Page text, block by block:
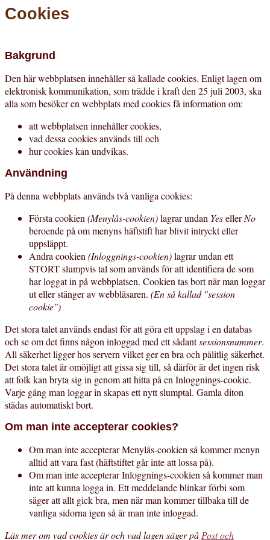
Cookies
Bakgrund
Den här webbplatsen innehåller så kallade cookies. Enligt lagen om
elektronisk kommunikation, som trädde i kraft den 25 juli 2003, ska
alla som besöker en webbplats med cookies få information om:
att webbplatsen innehåller cookies,
vad dessa cookies används till och
hur cookies kan undvikas.
Användning
På denna webbplats används två vanliga cookies:
Första cookien (Menylås-cookien)lagrar undan YesellerNo
beroende på om menyns häftstift har blivit intryckt eller
uppsläppt.
Andra cookien (Inloggnings-cookien)lagrar undan ett
STORT slumpvis tal som används för att identifiera de som
har loggat in på webbplatsen. Cookien tas bort när man loggar
ut eller stänger av webbläsaren. (En så kallad "session
cookie")
Det stora talet används endast för att göra ett uppslag i en databas
och se om det finns någon inloggad med ett sådantsessionsnummer.
All säkerhet ligger hos servern vilket ger en bra och pålitlig säkerhet.
Det stora talet är omöjligt att gissa sig till, så därför är det ingen risk
att folk kan bryta sig in genom att hitta på en Inloggnings-cookie.
Varje gång man loggar in skapas ett nytt slumptal. Gamla diton
städas automatiskt bort.
Om man inte accepterar cookies?
Om man inte accepterar Menylås-cookien så kommer menyn
alltid att vara fast (häftstiftet går inte att lossa på).
Om man inte accepterar Inloggnings-cookien så kommer man
inte att kunna logga in. Ett meddelande blinkar förbi som
säger att allt gick bra, men när man kommer tillbaka till de
vanliga sidorna igen så är man inte inloggad.
Läs mer om vad cookies är och vad lagen säger på Post och